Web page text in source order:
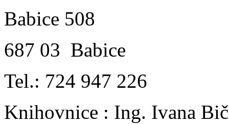
Babice 508
687 03 Babice
Tel.: 724 947 226
Knihovnice : Ing. Ivana